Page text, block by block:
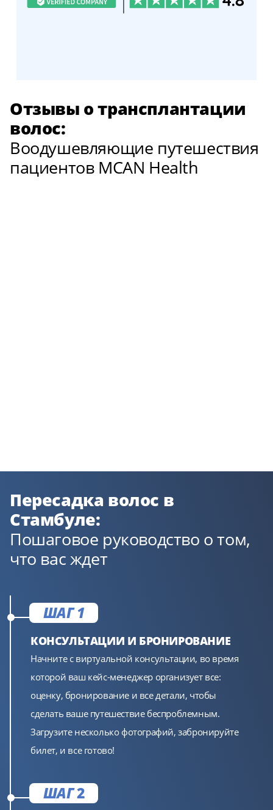
Отзывы о трансплантации
волос:
Воодушевляющие путешествия
пациентов MCAN Health
Пересадка волос в
Стамбуле:
Пошаговое руководство о том,
что вас ждет
ШАГ 1
КОНСУЛЬТАЦИИ И БРОНИРОВАНИЕ
Начните с виртуальной консультации, во время
которой ваш кейс-менеджер организует все:
оценку, бронирование и все детали, чтобы
сделать ваше путешествие беспроблемным.
Загрузите несколько фотографий, забронируйте
билет, и все готово!
ШАГ2